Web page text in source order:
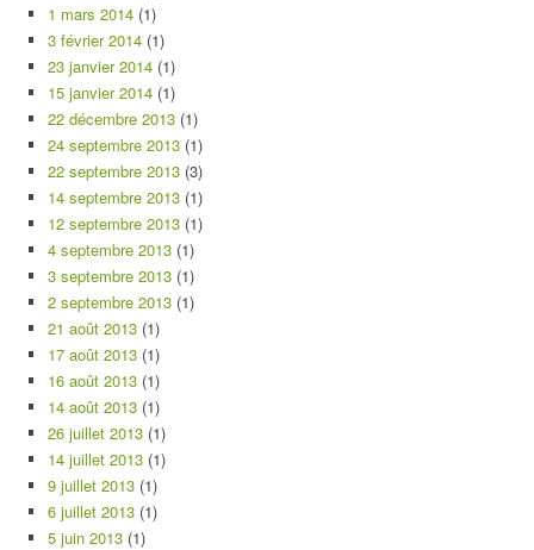
1 mars 2014 (1)
3 février 2014 (1)
23 janvier 2014 (1)
15 janvier 2014 (1)
22 décembre 2013 (1)
24 septembre 2013 (1)
22 septembre 2013 (3)
14 septembre 2013 (1)
12 septembre 2013 (1)
4 septembre 2013 (1)
3 septembre 2013 (1)
2 septembre 2013 (1)
21 août 2013 (1)
17 août 2013 (1)
16 août 2013 (1)
14 août 2013 (1)
26 juillet 2013 (1)
14 juillet 2013 (1)
9 juillet 2013 (1)
6 juillet 2013 (1)
5 juin 2013 (1)